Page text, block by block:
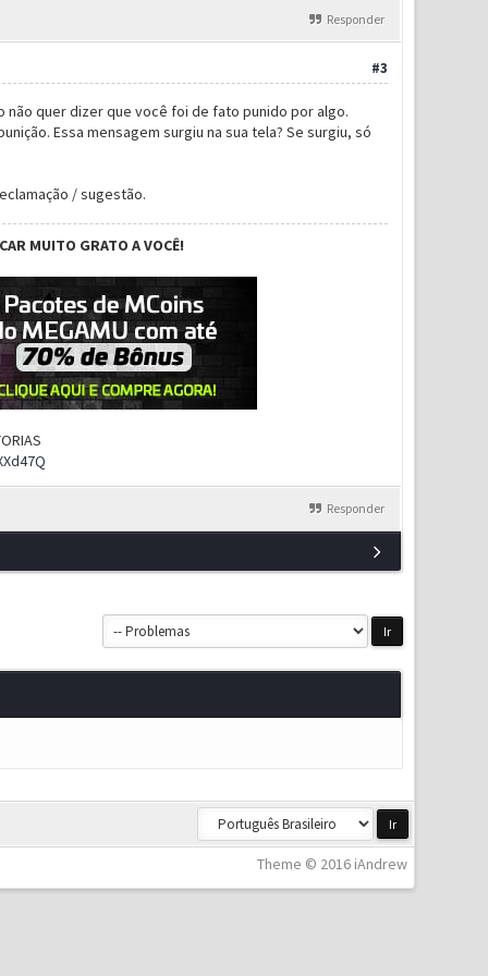
Responder
#3
quer dizer que você foi de fato punido por algo.
Essa mensagem surgiu na sua tela? Se surgiu, só
/ sugestão.
MUITO GRATO A VOCÊ!
Responder
Theme © 2016 iAndrew